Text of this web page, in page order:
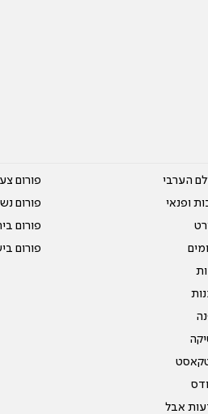
הערבי
ופנאי
אבל
פורום
פורום
פורום
פורום